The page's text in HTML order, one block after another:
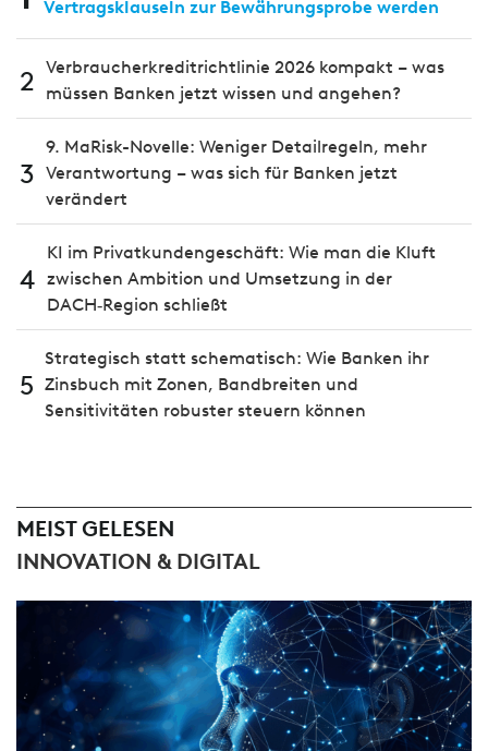
Vertragsklauseln zur Bewährungsprobe werden
2 Verbraucherkreditrichtlinie 2026 kompakt – was
müssen Banken jetzt wissen und angehen?
3
9. MaRisk-Novelle: Weniger Detailregeln, mehr
Verantwortung – was sich für Banken jetzt
verändert
4
KI im Privatkundengeschäft: Wie man die Kluft
zwischen Ambition und Umsetzung in der
DACH‑Region schließt
5
Strategisch statt schematisch: Wie Banken ihr
Zinsbuch mit Zonen, Bandbreiten und
Sensitivitäten robuster steuern können
MEIST GELESEN
INNOVATION & DIGITAL